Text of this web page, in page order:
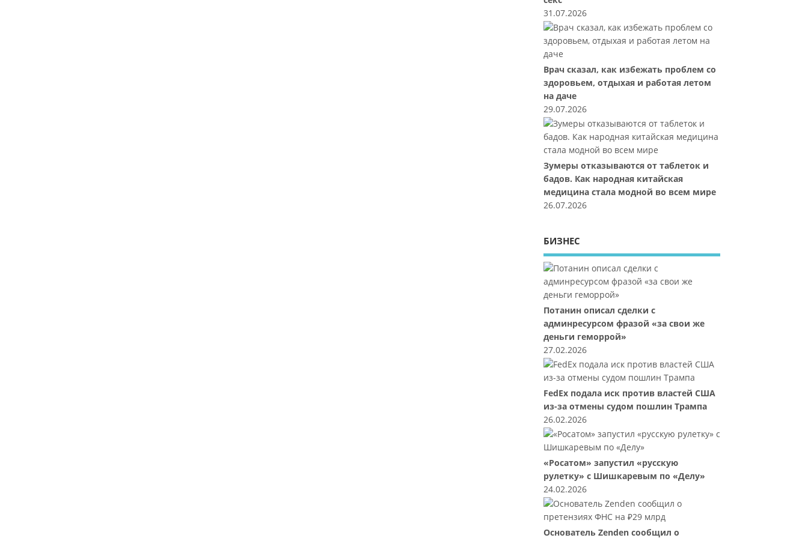
31.07.2026
Врач сказал, как избежать проблем со
здоровьем, отдыхая и работая летом
на даче
29.07.2026
Зумеры отказываются от таблеток и
бадов. Как народная китайская
медицина стала модной во всем мире
26.07.2026
БИЗНЕС
Потанин описал сделки с
админресурсом фразой «за свои же
деньги геморрой»
27.02.2026
FedEx подала иск против властей США
из-за отмены судом пошлин Трампа
26.02.2026
«Росатом» запустил «русскую
рулетку» с Шишкаревым по «Делу»
24.02.2026
Основатель Zenden сообщил о